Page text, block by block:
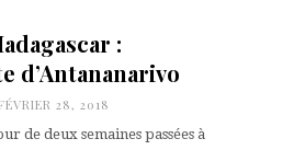
:
d’Antananarivo
28, 2018
de deux semaines passées à